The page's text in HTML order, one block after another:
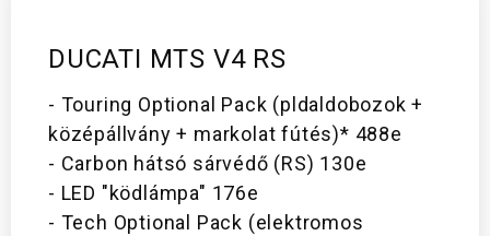
DUCATI MTS V4 RS
- Touring Optional Pack (pldaldobozok +
középállvány + markolat fútés)* 488e
- Carbon hátsó sárvédő (RS) 130e
- LED "ködlámpa" 176e
- Tech Optional Pack (elektromos